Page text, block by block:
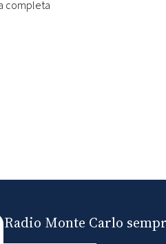
completa
Radio Monte Carlo